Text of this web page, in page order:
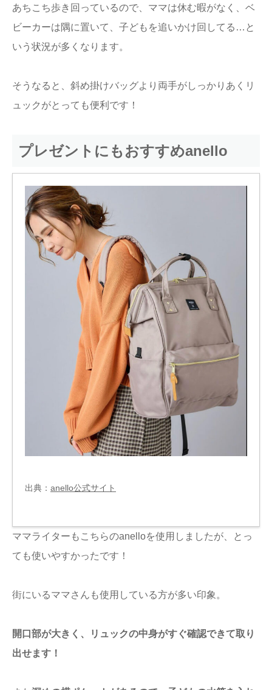
あちこち歩き回っているので、ママは休む暇がなく、ベ
ビーカーは隅に置いて、子どもを追いかけ回してる…と
いう状況が多くなります。
そうなると、斜め掛けバッグより両手がしっかりあくリ
ュックがとっても便利です！
プレゼントにもおすすめanello
出典： anello公式サイト
ママライターもこちらのanelloを使用しましたが、とっ
ても使いやすかったです！
街にいるママさんも使用している方が多い印象。
開口部が大きく、リュックの中身がすぐ確認できて取り
出せます！